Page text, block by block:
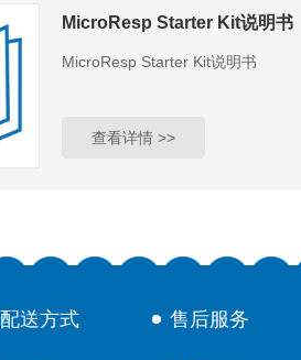
MicroResp Starter Kit说明书
MicroResp Starter Kit说明书
查看详情 >>
配送方式 售后服务